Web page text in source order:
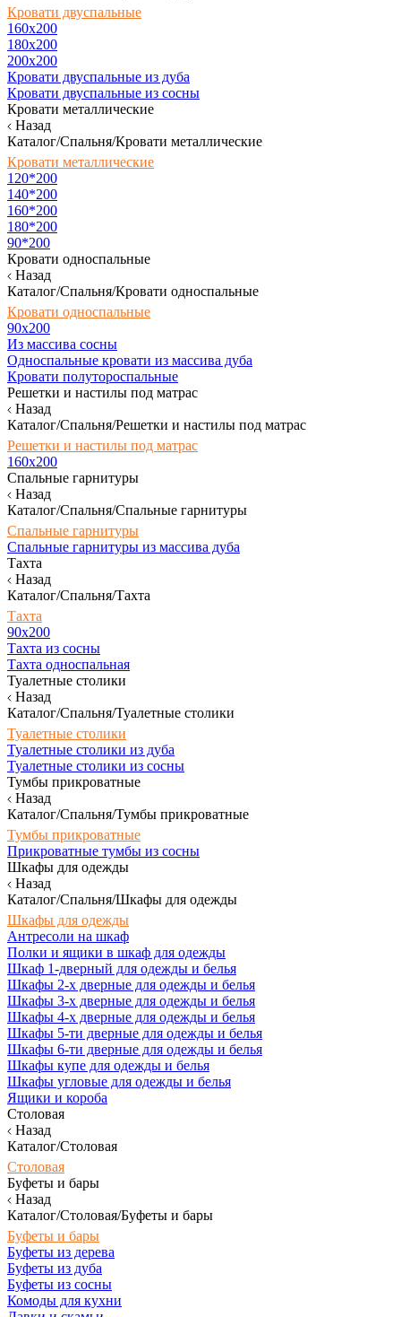
Кровати двуспальные
160х200
180x200
200x200
Кровати двуспальные из дуба
Кровати двуспальные из сосны
Кровати металлические
Назад
Каталог/Спальня/Кровати металлические
Кровати металлические
120*200
140*200
160*200
180*200
90*200
Кровати односпальные
Назад
Каталог/Спальня/Кровати односпальные
Кровати односпальные
90х200
Из массива сосны
Односпальные кровати из массива дуба
Кровати полутороспальные
Решетки и настилы под матрас
Назад
Каталог/Спальня/Решетки и настилы под матрас
Решетки и настилы под матрас
160х200
Спальные гарнитуры
Назад
Каталог/Спальня/Спальные гарнитуры
Спальные гарнитуры
Спальные гарнитуры из массива дуба
Тахта
Назад
Каталог/Спальня/Тахта
Тахта
90х200
Тахта из сосны
Тахта односпальная
Туалетные столики
Назад
Каталог/Спальня/Туалетные столики
Туалетные столики
Туалетные столики из дуба
Туалетные столики из сосны
Тумбы прикроватные
Назад
Каталог/Спальня/Тумбы прикроватные
Тумбы прикроватные
Прикроватные тумбы из сосны
Шкафы для одежды
Назад
Каталог/Спальня/Шкафы для одежды
Шкафы для одежды
Антресоли на шкаф
Полки и ящики в шкаф для одежды
Шкаф 1-дверный для одежды и белья
Шкафы 2-х дверные для одежды и белья
Шкафы 3-х дверные для одежды и белья
Шкафы 4-х дверные для одежды и белья
Шкафы 5-ти дверные для одежды и белья
Шкафы 6-ти дверные для одежды и белья
Шкафы купе для одежды и белья
Шкафы угловые для одежды и белья
Ящики и короба
Столовая
Назад
Каталог/Столовая
Столовая
Буфеты и бары
Назад
Каталог/Столовая/Буфеты и бары
Буфеты и бары
Буфеты из дерева
Буфеты из дуба
Буфеты из сосны
Комоды для кухни